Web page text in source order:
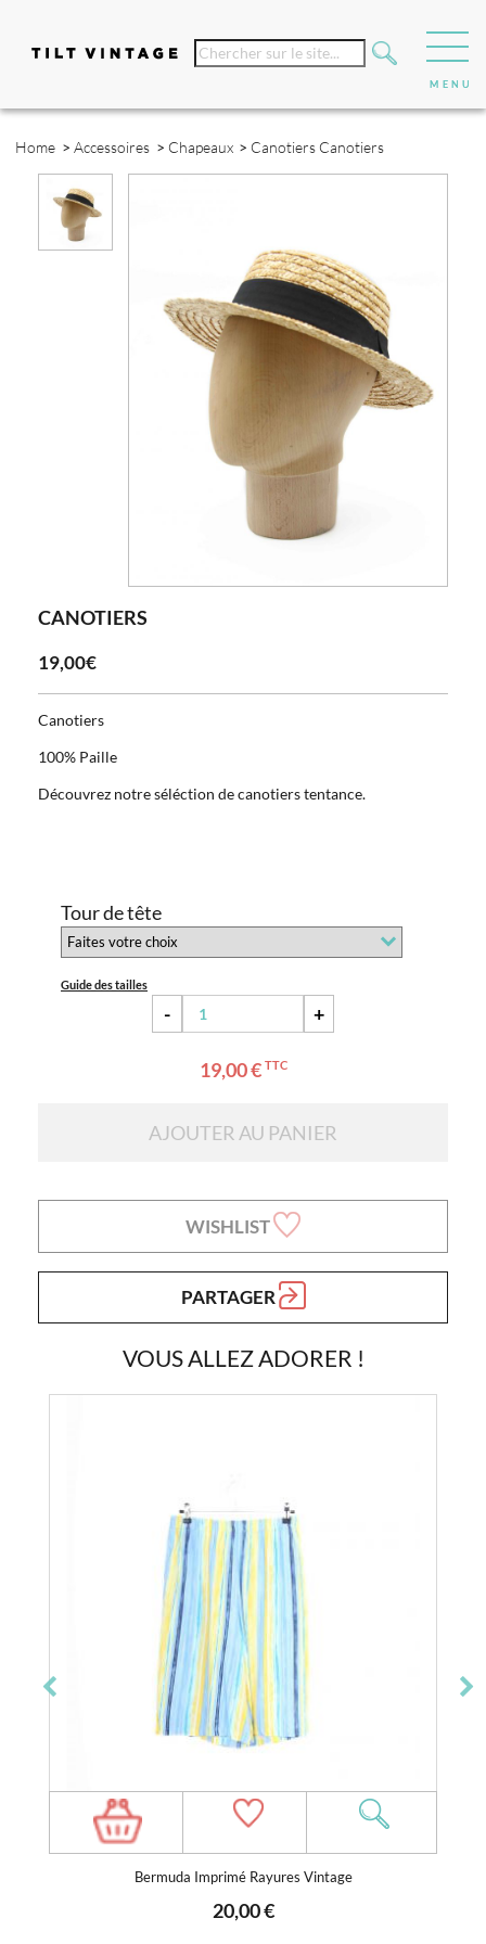
Home > Accessoires > Chapeaux > Canotiers Canotiers
CANOTIERS
19,00€
Canotiers
100% Paille
Découvrez notre séléction de canotiers tentance.
Tour de tête
Guide des tailles
- +
19,00 € TTC
AJOUTER AU PANIER
WISHLIST
PARTAGER
VOUS ALLEZ ADORER !
Bermuda Imprimé Rayures Vintage
20,00 €